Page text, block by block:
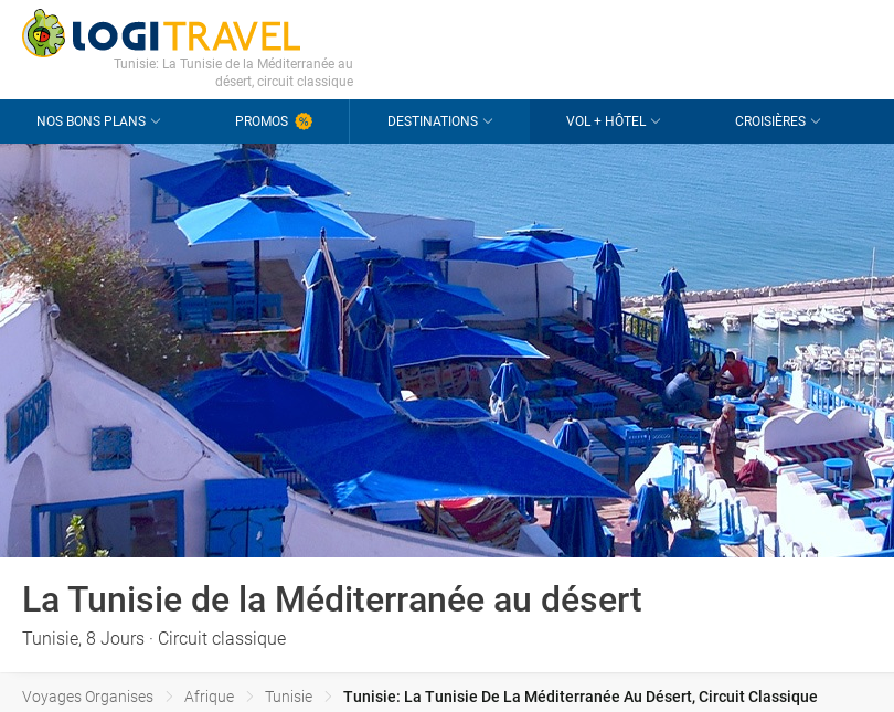
CONTACT QUESTIONS FRÉQUENTES
Tunisie: La Tunisie de la Méditerranée au
désert, circuit classique
NOS BONS PLANS PROMOS DESTINATIONS VOL + HÔTEL CROISIÈRES
La Tunisie de la Méditerranée au désert
Tunisie, 8 Jours · Circuit classique
Voyages Organises Afrique Tunisie Tunisie: La Tunisie De La Méditerranée Au Désert, Circuit Classique